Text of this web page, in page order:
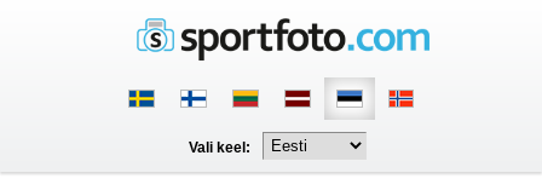
Vali keel: